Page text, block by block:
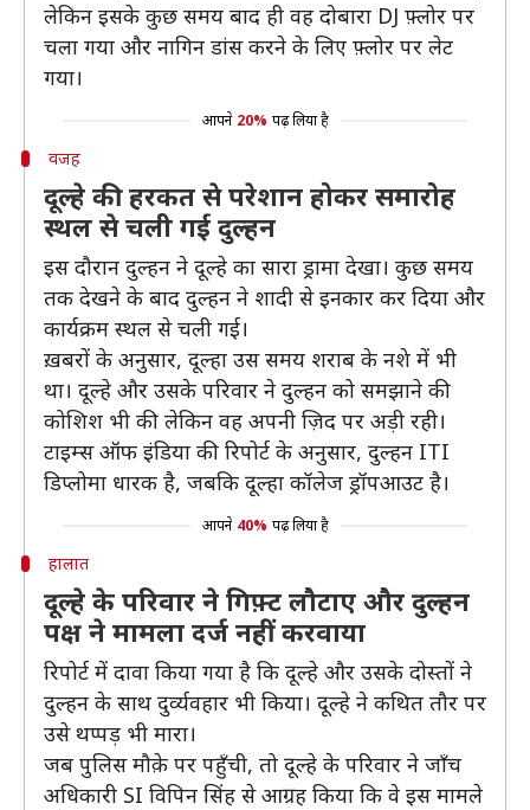
लेकिन इसके कुछ समय बाद ही वह दोबारा DJ फ़्लोर पर
चला गया और नागिन डांस करने के लिए फ़्लोर पर लेट
गया।
आपने 20% पढ़ लिया है
वजह
दूल्हे की हरकत से परेशान होकर समारोह
स्थल से चली गई दुल्हन
इस दौरान दुल्हन ने दूल्हे का सारा ड्रामा देखा। कुछ समय
तक देखने के बाद दुल्हन ने शादी से इनकार कर दिया और
कार्यक्रम स्थल से चली गई।
ख़बरों के अनुसार, दूल्हा उस समय शराब के नशे में भी
था। दूल्हे और उसके परिवार ने दुल्हन को समझाने की
कोशिश भी की लेकिन वह अपनी ज़िद पर अड़ी रही।
टाइम्स ऑफ इंडिया की रिपोर्ट के अनुसार, दुल्हन ITI
डिप्लोमा धारक है, जबकि दूल्हा कॉलेज ड्रॉपआउट है।
आपने 40% पढ़ लिया है
हालात
दूल्हे के परिवार ने गिफ़्ट लौटाए और दुल्हन
पक्ष ने मामला दर्ज नहीं करवाया
रिपोर्ट में दावा किया गया है कि दूल्हे और उसके दोस्तों ने
दुल्हन के साथ दुर्व्यवहार भी किया। दूल्हे ने कथित तौर पर
उसे थप्पड़ भी मारा।
जब पुलिस मौक़े पर पहुँची, तो दूल्हे के परिवार ने जाँच
अधिकारी SI विपिन सिंह से आग्रह किया कि वे इस मामले